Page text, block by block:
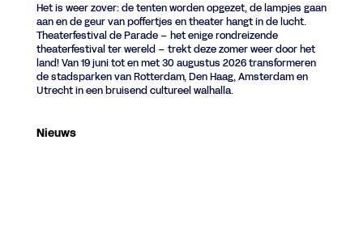
Het is weer zover: de tenten worden opgezet, de lampjes gaan
aan en de geur van poffertjes en theater hangt in de lucht.
Theaterfestival de Parade – het enige rondreizende
theaterfestival ter wereld – trekt deze zomer weer door het
land! Van 19 juni tot en met 30 augustus 2026 transformeren
de stadsparken van Rotterdam, Den Haag, Amsterdam en
Utrecht in een bruisend cultureel walhalla.
Nieuws